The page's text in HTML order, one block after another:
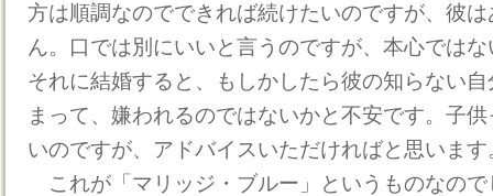
方は順調なのでできれば続けたいのですが、彼
ん。口では別にいいと言うのですが、本心では
それに結婚すると、もしかしたら彼の知らない
まって、嫌われるのではないかと不安です。子
いのですが、アドバイスいただければと思います
これが「マリッジ・ブルー」というものなので